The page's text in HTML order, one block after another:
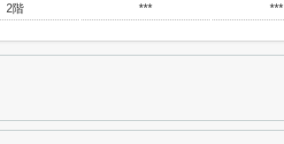
2階
*** ***